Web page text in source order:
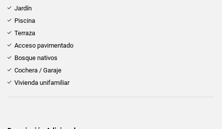
Jardín
Piscina
Terraza
Acceso pavimentado
Bosque nativos
Cochera / Garaje
Vivienda unifamiliar